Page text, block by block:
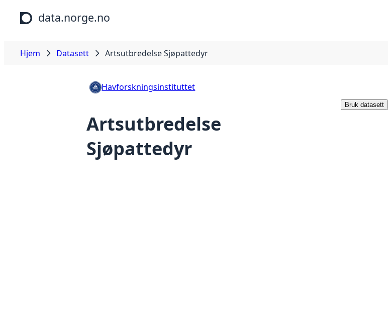
Hopp til hovedinnhold
data.norge.no
Hjem Datasett Artsutbredelse Sjøpattedyr
Havforskningsinstituttet
Artsutbredelse
Sjøpattedyr
Bruk datasett